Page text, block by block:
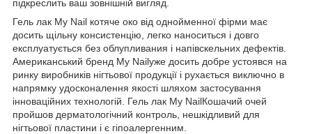
підкреслить ваш зовнішній вигляд.
Гель лак My Nail котяче око від однойменної фірми має
досить щільну консистенцію, легко наноситься і довго
експлуатується без облупливания і напівскельних дефектів.
Американський бренд My Nailуже досить добре устоявся на
ринку виробників нігтьової продукції і рухається виключно в
напрямку удосконалення якості шляхом застосування
інноваційних технологій. Гель лак My NailКошачий очей
пройшов дерматологічний контроль, нешкідливий для
нігтьової пластини і є гіпоалергенним.